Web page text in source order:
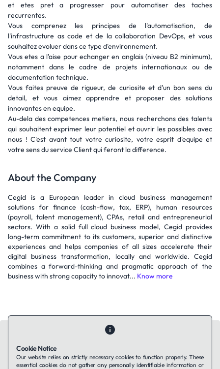
et etes pret a progresser pour automatiser des taches
recurrentes.
Vous comprenez les principes de l'automatisation, de
l'infrastructure as code et de la collaboration DevOps, et vous
souhaitez evoluer dans ce type d'environnement.
Vous etes a l'aise pour echanger en anglais (niveau B2 minimum),
notamment dans le cadre de projets internationaux ou de
documentation technique.
Vous faites preuve de rigueur, de curiosite et d'un bon sens du
detail, et vous aimez apprendre et proposer des solutions
innovantes en equipe.
Au-dela des competences metiers, nous recherchons des talents
qui souhaitent exprimer leur potentiel et ouvrir les possibles avec
nous ! C'est avant tout votre curiosite, votre esprit d'equipe et
votre sens du service Client qui feront la difference.
About the Company
Cegid is a European leader in cloud business management
solutions for finance (cash-flow, tax, ERP), human resources
(payroll, talent management), CPAs, retail and entrepreneurial
sectors. With a solid full cloud business model, Cegid provides
long-term commitment to its customers, superior and distinctive
experiences and helps companies of all sizes accelerate their
digital business transformation, locally and worldwide. Cegid
combines a forward-thinking and pragmatic approach of the
business with strong capacity to innovat... Know more
Cookie Notice
Our website relies on strictly necessary cookies to function properly. These
essential cookies do not gather any personally identifiable information or